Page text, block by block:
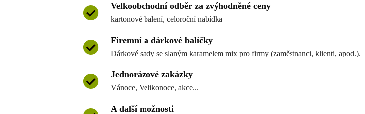
Velkoobchodní odběr za zvýhodněné ceny
kartonové balení, celoroční nabídka
Firemní a dárkové balíčky
Dárkové sady se slaným karamelem mix pro firmy (zaměstnanci, klienti, apod.).
Jednorázové zakázky
Vánoce, Velikonoce, akce...
A další možnosti